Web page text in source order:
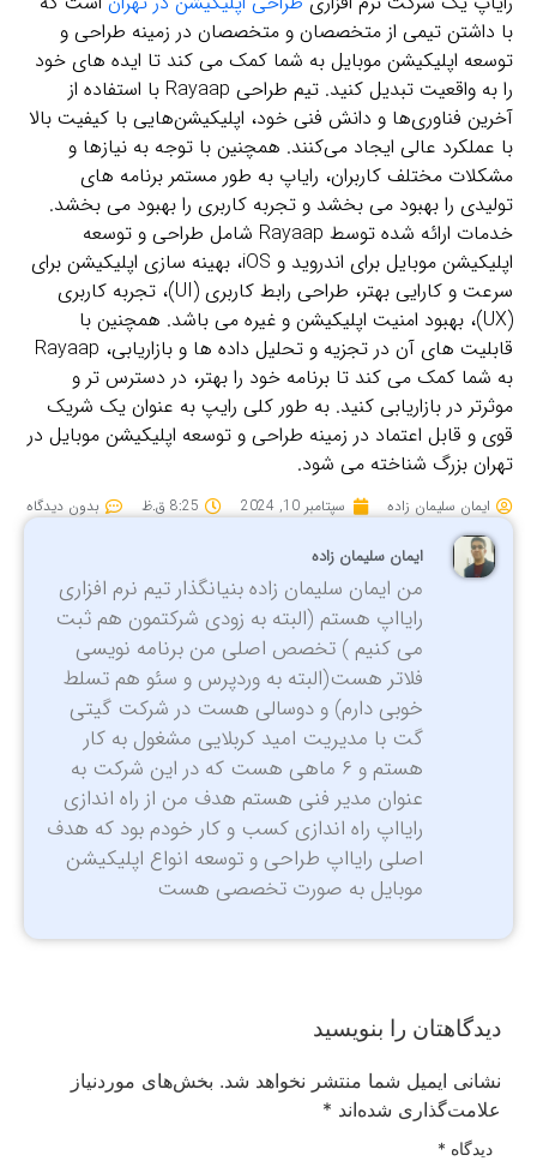
با داشتن تیمی از متخصصان و متخصصان در زمینه طراحی و
توسعه اپلیکیشن موبایل به شما کمک می کند تا ایده های خود
را به واقعیت تبدیل کنید. تیم طراحی Rayaap با استفاده از
آخرین فناوری‌ها و دانش فنی خود، اپلیکیشن‌هایی با کیفیت بالا
با عملکرد عالی ایجاد می‌کنند. همچنین با توجه به نیازها و
مشکلات مختلف کاربران، رایاپ به طور مستمر برنامه های
تولیدی را بهبود می بخشد و تجربه کاربری را بهبود می بخشد.
خدمات ارائه شده توسط Rayaap شامل طراحی و توسعه
اپلیکیشن موبایل برای اندروید و iOS، بهینه سازی اپلیکیشن برای
سرعت و کارایی بهتر، طراحی رابط کاربری (UI)، تجربه کاربری
(UX)، بهبود امنیت اپلیکیشن و غیره می باشد. همچنین با
قابلیت های آن در تجزیه و تحلیل داده ها و بازاریابی، Rayaap
به شما کمک می کند تا برنامه خود را بهتر، در دسترس تر و
موثرتر در بازاریابی کنید. به طور کلی رایپ به عنوان یک شریک
قوی و قابل اعتماد در زمینه طراحی و توسعه اپلیکیشن موبایل در
تهران بزرگ شناخته می شود.
ایمان سلیمان زاده سپتامبر 10, 2024 8:25 ق.ظ بدون دیدگاه
ایمان سلیمان زاده
من ایمان سلیمان زاده بنیانگذار تیم نرم افزاری
رایااپ هستم (البته به زودی شرکتمون هم ثبت
می کنیم ) تخصص اصلی من برنامه نویسی
فلاتر هست(البته به وردپرس و سئو هم تسلط
خوبی دارم) و دوسالی هست در شرکت گیتی
گت با مدیریت امید کربلایی مشغول به کار
هستم و ۶ ماهی هست که در این شرکت به
عنوان مدیر فنی هستم هدف من از راه اندازی
رایااپ راه اندازی کسب و کار خودم بود که هدف
اصلی رایااپ طراحی و توسعه انواع اپلیکیشن
موبایل به صورت تخصصی هست
دیدگاهتان را بنویسید
نشانی ایمیل شما منتشر نخواهد شد. بخش‌های موردنیاز
علامت‌گذاری شده‌اند *
دیدگاه *